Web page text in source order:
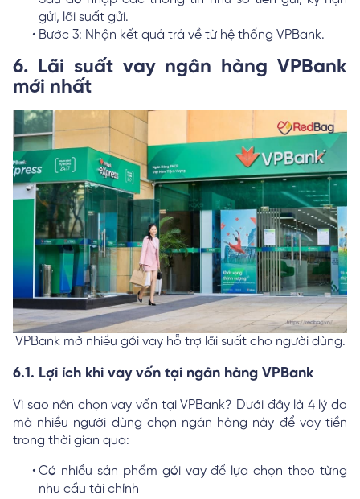
gửi, lãi suất gửi.
Bước 3: Nhận kết quả trả về từ hệ thống VPBank.
6. Lãi suất vay ngân hàng VPBank
mới nhất
VPBank mở nhiều gói vay hỗ trợ lãi suất cho người dùng.
6.1. Lợi ích khi vay vốn tại ngân hàng VPBank
Vì sao nên chọn vay vốn tại VPBank? Dưới đây là 4 lý do
mà nhiều người dùng chọn ngân hàng này để vay tiền
trong thời gian qua:
Có nhiều sản phẩm gói vay để lựa chọn theo từng
nhu cầu tài chính